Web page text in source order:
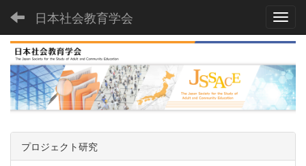
日本社会教育学会
プロジェクト研究